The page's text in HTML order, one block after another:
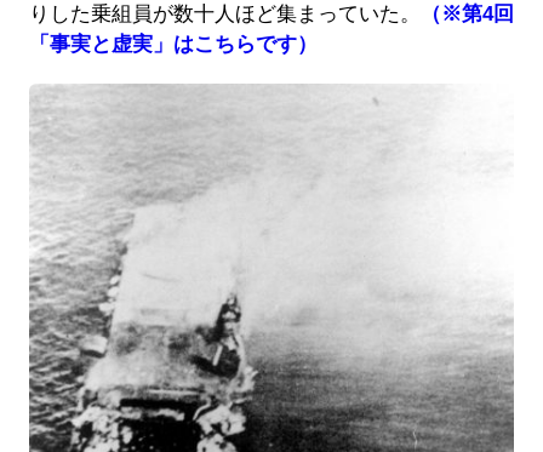
りした乗組員が数十人ほど集まっていた。
（※第4回
「事実と虚実」はこちらです）